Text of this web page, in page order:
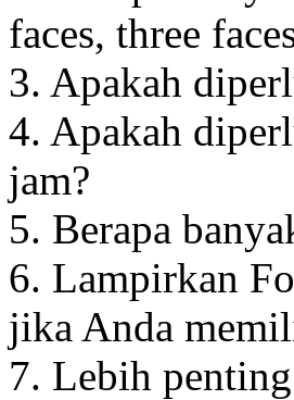
faces, three
3. Apakah
4. Apakah
jam?
5. Berapa
6. Lampirkan
jika Anda
7. Lebih